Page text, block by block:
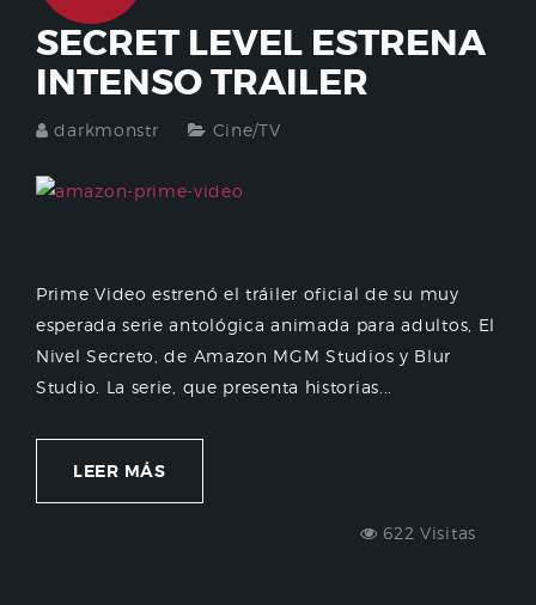
SECRET LEVEL ESTRENA
INTENSO TRAILER
darkmonstr Cine/TV
Prime Video estrenó el tráiler oficial de su muy
esperada serie antológica animada para adultos, El
Nivel Secreto, de Amazon MGM Studios y Blur
Studio. La serie, que presenta historias...
LEER MÁS
622 Visitas